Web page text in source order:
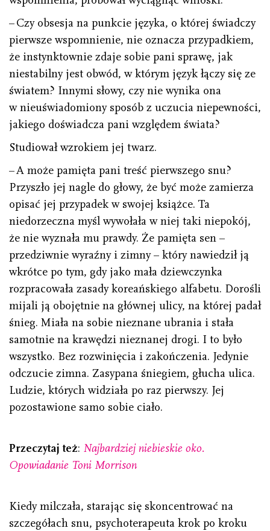
– Czy obsesja na punkcie języka, o której świadczy
pierwsze wspomnienie, nie oznacza przypadkiem,
że instynktownie zdaje sobie pani sprawę, jak
niestabilny jest obwód, w którym język łączy się ze
światem? Innymi słowy, czy nie wynika ona
w nieuświadomiony sposób z uczucia niepewności,
jakiego doświadcza pani względem świata?
Studiował wzrokiem jej twarz.
– A może pamięta pani treść pierwszego snu?
Przyszło jej nagle do głowy, że być może zamierza
opisać jej przypadek w swojej książce. Ta
niedorzeczna myśl wywołała w niej taki niepokój,
że nie wyznała mu prawdy. Że pamięta sen –
przedziwnie wyraźny i zimny – który nawiedził ją
wkrótce po tym, gdy jako mała dziewczynka
rozpracowała zasady koreańskiego alfabetu. Dorośli
mijali ją obojętnie na głównej ulicy, na której padał
śnieg. Miała na sobie nieznane ubrania i stała
samotnie na krawędzi nieznanej drogi. I to było
wszystko. Bez rozwinięcia i zakończenia. Jedynie
odczucie zimna. Zasypana śniegiem, głucha ulica.
Ludzie, których widziała po raz pierwszy. Jej
pozostawione samo sobie ciało.
Przeczytaj też: Najbardziej niebieskie oko.
Opowiadanie Toni Morrison
Kiedy milczała, starając się skoncentrować na
szczegółach snu, psychoterapeuta krok po kroku